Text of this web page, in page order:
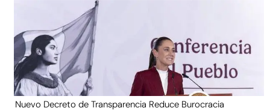
Nuevo Decreto de Transparencia Reduce Burocracia